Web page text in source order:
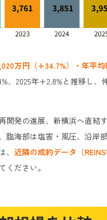
万円（+34.7%）・年平
、2025年+2.8%と推移し、
発の進展、新横浜へ直結
海部は塩害・風圧、沿岸
近隣の成約データ（
ださい。